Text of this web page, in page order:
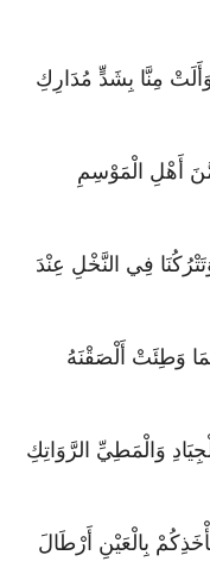
وَأَلَتْ مِنَّا بِشَدٍّ مُدَارِكِ
أَهْلِ الْمَوْسِمِ
فِي النَّخْلِ عِنْدَ
وَطِئَتْ أَلْصَقْنَهُ
وَالْمَطِيِّ الرَّوَاتِكِ
بِالْعَيْنِ أَرْطَالَ